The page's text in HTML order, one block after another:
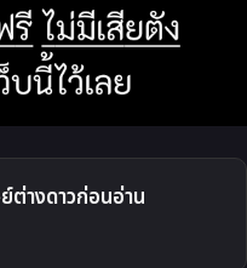
ต่างดาวก่อนอ่าน